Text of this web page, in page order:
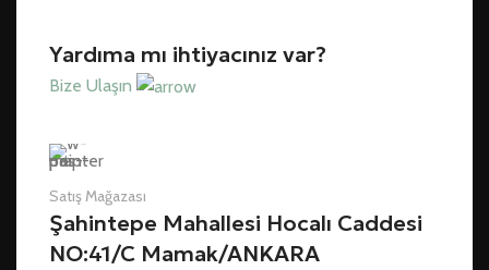
Yardıma mı ihtiyacınız var?
Bize Ulaşın
Satış Mağazası
Şahintepe Mahallesi Hocalı Caddesi
NO:41/C Mamak/ANKARA